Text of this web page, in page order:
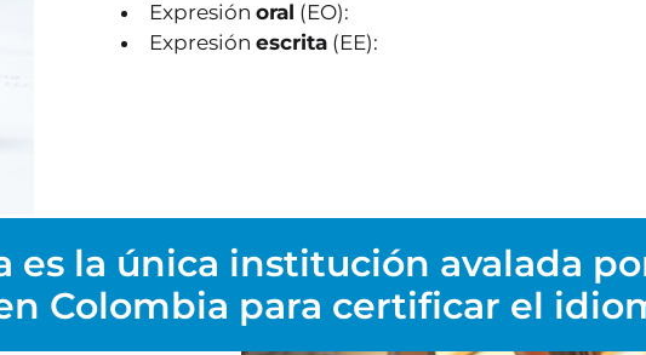
Expresión oral (EO):
Expresión escrita(EE):
es la única institución avalada
Colombia para certificar el